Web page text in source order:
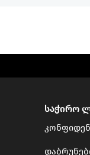
საჭირო